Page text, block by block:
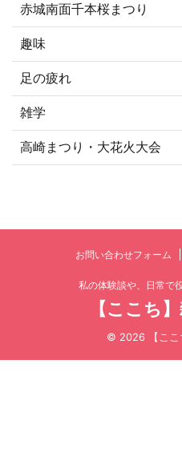
赤城南面千本桜まつり
趣味
足の疲れ
雑学
高崎まつり・大花火大会
お問い合わせフォーム
私の体験談や、日常で
【ここち
© 2026 【ここ